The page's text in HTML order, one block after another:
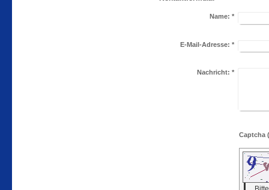
Name: *
E-Mail-Adresse: *
Nachricht: *